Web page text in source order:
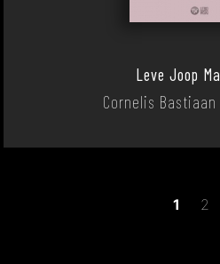
Leve Joop
Cornelis
1 2